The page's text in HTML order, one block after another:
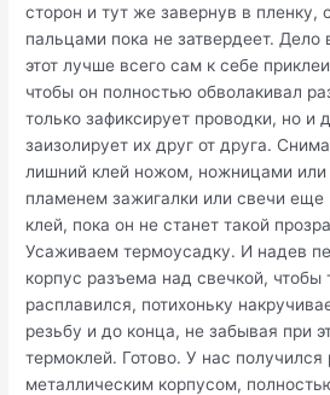
сторон и тут же завернув в пленку,
пальцами пока не затвердеет. Дело
этот лучше всего сам к себе
чтобы он полностью обволакивал
только зафиксирует проводки, но и
заизолирует их друг от друга.
лишний клей ножом, ножницами или
пламенем зажигалки или свечи еще
клей, пока он не станет такой
Усаживаем термоусадку. И надев
корпус разъема над свечкой, чтобы
расплавился, потихоньку
резьбу и до конца, не забывая при
термоклей. Готово. У нас получился
металлическим корпусом,